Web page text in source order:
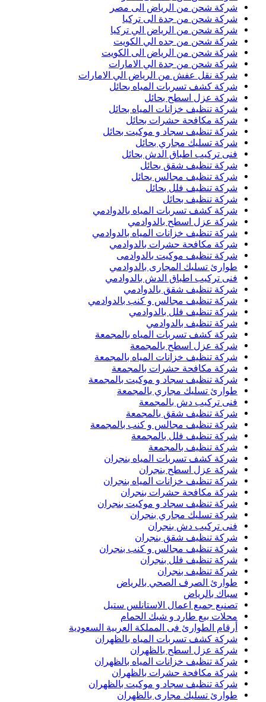
شركة شحن من الرياض الى مصر
شركة شحن من جدة الى تركيا
شركة شحن من الرياض الي تركيا
شركة شحن من جده الي الكويت
شركة شحن من الرياض الى الكويت
شركة شحن من جدة الي الامارات
شركة نقل عفش من الرياض الي الامارات
شركة كشف تسربات المياه بحائل
شركة عزل اسطح بحائل
شركة تنظيف خزانات المياه بحائل
شركة مكافحة حشرات بحائل
شركة تنظيف سجاد و موكيت بحائل
شركة تسليك مجاري بحائل
فنى تركيب اطباق الدش بحائل
شركة تنظيف شقق بحائل
شركة تنظيف مجالس بحائل
شركة تنظيف فلل بحائل
شركة تنظيف بحائل
شركة كشف تسربات المياه بالدوادمي
شركة عزل اسطح بالدوادمي
شركة تنظيف خزانات المياه بالدوادمي
شركة مكافحة حشرات بالدوادمي
شركة تنظيف موكيت بالدوادمى
طوارئ تسليك المجارى بالدوادمي
فنى تركيب اطباق الدش بالدوادمي
شركة تنظيف شقق بالدوادمي
شركة تنظيف مجالس و كنب بالدوادمي
شركة تنظيف فلل بالدوادمي
شركة تنظيف بالدوادمي
شركة كشف تسربات المياه بالمجمعة
شركة عزل اسطح بالمجمعة
شركة تنظيف خزانات المياه بالمجمعة
شركة مكافحة حشرات بالمجمعة
شركة تنظيف سجاد و موكيت بالمجمعة
طوارئ تسليك مجاري بالمجمعة
فنى تركيب دش بالمجمعة
شركة تنظيف شقق بالمجمعة
شركة تنظيف مجالس و كنب بالمجمعة
شركة تنظيف فلل بالمجمعة
شركة تنظيف بالمجمعة
شركة كشف تسربات المياه بنجران
شركة عزل اسطح بنجران
شركة تنظيف خزانات المياه بنجران
شركة مكافحة حشرات بنجران
شركة تنظيف سجاد و موكيت بنجران
شركة تسليك مجاري بنجران
فنى تركيب دش بنجران
شركة تنظيف شقق بنجران
شركة تنظيف مجالس و كنب بنجران
شركة تنظيف فلل بنجران
شركة تنظيف بنجران
طوارئ الصرف الصحي بالرياض
سباك بالرياض
تصنيع جميع اعمال الاستانلس ستيل
محلات بيع طارد و شبك الحمام
أرقام الطوارئ فى المملكة العربية السعودية
شركة كشف تسربات المياه بالظهران
شركة عزل اسطح بالظهران
شركة تنظيف خزانات المياه بالظهران
شركة مكافحة حشرات بالظهران
شركة تنظيف سجاد و موكيت بالظهران
طوارئ تسليك مجارى بالظهران